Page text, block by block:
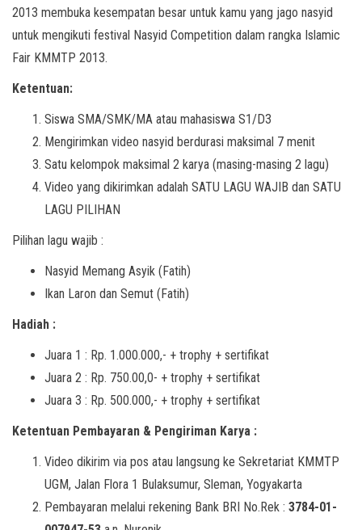
2013 membuka kesempatan besar untuk kamu yang jago nasyid
untuk mengikuti festival Nasyid Competition dalam rangka Islamic
Fair KMMTP 2013.
Ketentuan:
Siswa SMA/SMK/MA atau mahasiswa S1/D3
Mengirimkan video nasyid berdurasi maksimal 7 menit
Satu kelompok maksimal 2 karya (masing-masing 2 lagu)
Video yang dikirimkan adalah SATU LAGU WAJIB dan SATU
LAGU PILIHAN
Pilihan lagu wajib :
Nasyid Memang Asyik (Fatih)
Ikan Laron dan Semut (Fatih)
Hadiah :
Juara 1 : Rp. 1.000.000,- + trophy + sertifikat
Juara 2 : Rp. 750.00,0- + trophy + sertifikat
Juara 3 : Rp. 500.000,- + trophy + sertifikat
Ketentuan Pembayaran & Pengiriman Karya :
Video dikirim via pos atau langsung ke Sekretariat KMMTP
UGM, Jalan Flora 1 Bulaksumur, Sleman, Yogyakarta
Pembayaran melalui rekening Bank BRI No.Rek : 3784-01-